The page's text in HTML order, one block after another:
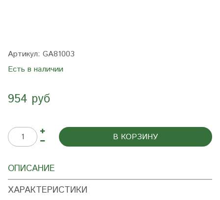
Артикул: GA81003
Есть в наличии
954 руб
В КОРЗИНУ
ОПИСАНИЕ
ХАРАКТЕРИСТИКИ